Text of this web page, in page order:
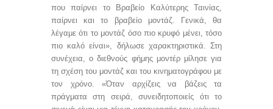
που παίρνει το Βραβείο Καλύτερης Ταινίας,
παίρνει και το βραβείο μοντάζ. Γενικά, θα
λέγαμε ότι το μοντάζ όσο πιο κρυφό μένει, τόσο
πιο καλό είναι», δήλωσε χαρακτηριστικά. Στη
συνέχεια, ο διεθνούς φήμης μοντέρ μίλησε για
τη σχέση του μοντάζ και του κινηματογράφου με
τον χρόνο. «Όταν αρχίζεις να βάζεις τα
πράγματα στη σειρά, συνειδητοποιείς ότι το